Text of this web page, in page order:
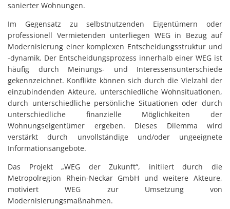
sanierter Wohnungen.
Im Gegensatz zu selbstnutzenden Eigentümern oder
professionell Vermietenden unterliegen WEG in Bezug auf
Modernisierung einer komplexen Entscheidungsstruktur und
-dynamik. Der Entscheidungsprozess innerhalb einer WEG ist
häufig durch Meinungs- und Interessensunterschiede
gekennzeichnet. Konflikte können sich durch die Vielzahl der
einzubindenden Akteure, unterschiedliche Wohnsituationen,
durch unterschiedliche persönliche Situationen oder durch
unterschiedliche finanzielle Möglichkeiten der
Wohnungseigentümer ergeben. Dieses Dilemma wird
verstärkt durch unvollständige und/oder ungeeignete
Informationsangebote.
Das Projekt „WEG der Zukunft“, initiiert durch die
Metropolregion Rhein-Neckar GmbH und weitere Akteure,
motiviert WEG zur Umsetzung von
Modernisierungsmaßnahmen.